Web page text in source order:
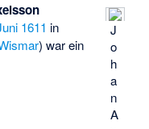
J
o
h
a
n
A
1611 in
) war ein